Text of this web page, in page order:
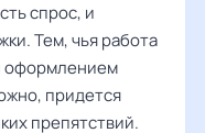
спрос, и
Тем, чья работа
оформлением
придется
препятствий.